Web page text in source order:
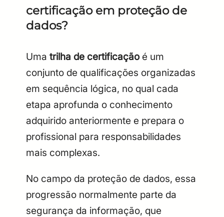
certificação em proteção de
dados?
Uma trilha de certificação é um
conjunto de qualificações organizadas
em sequência lógica, no qual cada
etapa aprofunda o conhecimento
adquirido anteriormente e prepara o
profissional para responsabilidades
mais complexas.
No campo da proteção de dados, essa
progressão normalmente parte da
segurança da informação, que